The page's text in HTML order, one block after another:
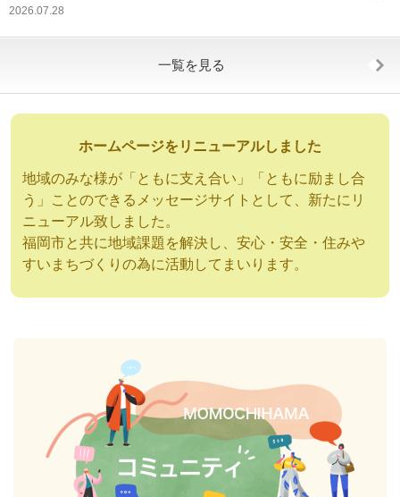
2026.07.28
一覧を見る
ホームページをリニューアルしました
地域のみな様が「ともに支え合い」「ともに励まし合
う」ことのできるメッセージサイトとして、新たにリ
ニューアル致しました。
福岡市と共に地域課題を解決し、安心・安全・住みや
すいまちづくりの為に活動してまいります。